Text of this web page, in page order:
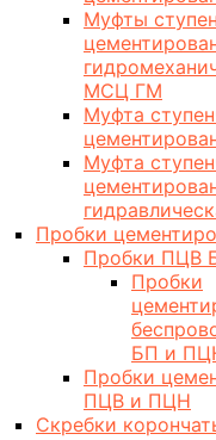
Муфты
МСЦ ГМ
Муфта
Муфта
Пробки
Пробки ПЦВ
Пробки
БП и
Пробки
ПЦВ и ПЦН
Скребки